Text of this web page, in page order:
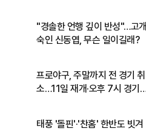
"경솔한 언행 깊이 반성"…고개
숙인 신동엽, 무슨 일이길래?
프로야구, 주말까지 전 경기 취
소…11일 재개·오후 7시 경기
태풍 '돌핀'·'찬홈' 한반도 빗겨